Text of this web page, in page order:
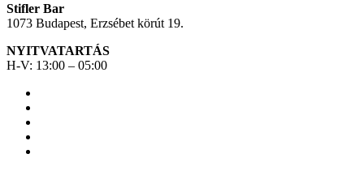
Stifler Bar
1073 Budapest, Erzsébet körút 19.
NYITVATARTÁS
H-V: 13:00 – 05:00